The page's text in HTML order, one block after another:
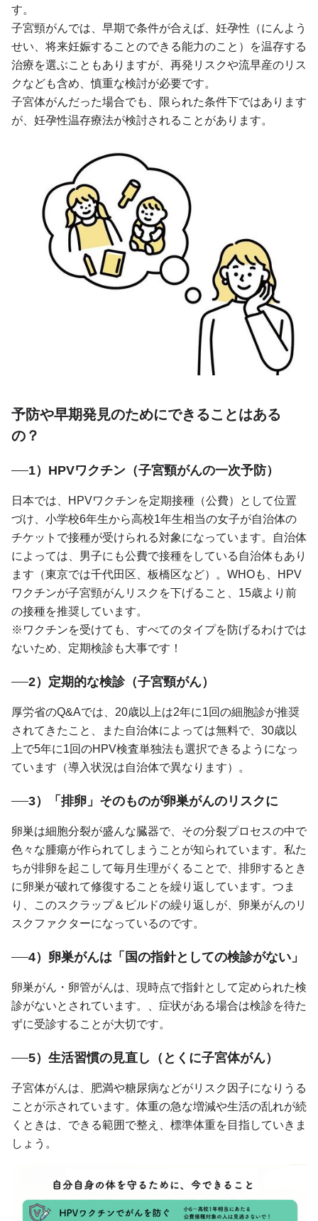
す。
子宮頸がんでは、早期で条件が合えば、妊孕性（にんよう
せい、将来妊娠することのできる能力のこと）を温存する
治療を選ぶこともありますが、再発リスクや流早産のリス
クなども含め、慎重な検討が必要です。
子宮体がんだった場合でも、限られた条件下ではあります
が、妊孕性温存療法が検討されることがあります。
予防や早期発見のためにできることはある
の？
1）HPVワクチン（子宮頸がんの一次予防）
日本では、HPVワクチンを定期接種（公費）として位置
づけ、小学校6年生から高校1年生相当の女子が自治体の
チケットで接種が受けられる対象になっています。自治体
によっては、男子にも公費で接種をしている自治体もあり
ます（東京では千代田区、板橋区など）。WHOも、HPV
ワクチンが子宮頸がんリスクを下げること、15歳より前
の接種を推奨しています。
※ワクチンを受けても、すべてのタイプを防げるわけでは
ないため、定期検診も大事です！
2）定期的な検診（子宮頸がん）
厚労省のQ&Aでは、20歳以上は2年に1回の細胞診が推奨
されてきたこと、また自治体によっては無料で、30歳以
上で5年に1回のHPV検査単独法も選択できるようになっ
ています（導入状況は自治体で異なります）。
3）「排卵」そのものが卵巣がんのリスクに
卵巣は細胞分裂が盛んな臓器で、その分裂プロセスの中で
色々な腫瘍が作られてしまうことが知られています。私た
ちが排卵を起こして毎月生理がくることで、排卵するとき
に卵巣が破れて修復することを繰り返しています。つま
り、このスクラップ＆ビルドの繰り返しが、卵巣がんのリ
スクファクターになっているのです。
4）卵巣がんは「国の指針としての検診がない」
卵巣がん・卵管がんは、現時点で指針として定められた検
診がないとされています。、症状がある場合は検診を待た
ずに受診することが大切です。
5）生活習慣の見直し（とくに子宮体がん）
子宮体がんは、肥満や糖尿病などがリスク因子になりうる
ことが示されています。体重の急な増減や生活の乱れが続
くときは、できる範囲で整え、標準体重を目指していきま
しょう。